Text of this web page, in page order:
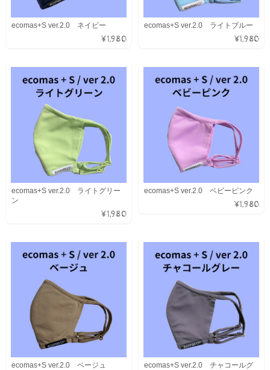
ecomas+S ver.2.0 ネイビー
¥1,980
ecomas+S ver.2.0 ライトブルー
¥1,980
ecomas+S ver.2.0 ライトグリー
ン
¥1,980
ecomas+S ver.2.0 ベビーピンク
¥1,980
ecomas+S ver.2.0 ベージュ
ecomas+S ver.2.0 チャコールグ